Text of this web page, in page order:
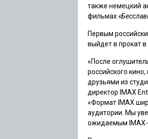
также немецкий
фильмах
Первым
выйдет в прокат
«После
российского
друзьями из
директор IMAX
«Формат IMAX
аудитории. Мы
ожидаемым IMAX-